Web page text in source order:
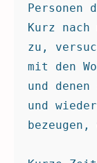
Kurz
zu,
mit den
und
und